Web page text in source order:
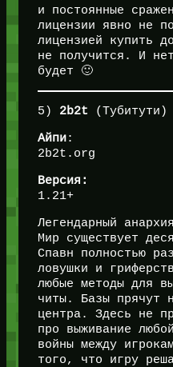
и постоянные
лицензии явно не
лицензией купить
не получится. И
будет 🙂
5) 2b2t (Тубитути)
Айпи:
2b2t.org
Версия:
1.21+
Легендарный
Мир существует
Спавн полностью
ловушки и
любые методы для
читы. Базы прячут
центра. Здесь не
про выживание
войны между
того, что игру